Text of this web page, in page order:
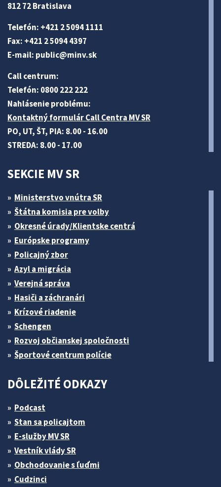
812 72 Bratislava
Telefón: +421 2 5094 1111
Fax: +421 2 5094 4397
E-mail: public@minv.sk
Call centrum:
Telefón: 0800 222 222
Nahlásenie problému:
Kontaktný formulár Call Centra MV SR
PO, UT, ŠT, PIA: 8.00 - 16.00
STREDA: 8.00 - 17.00
SEKCIE MV SR
Ministerstvo vnútra SR
Štátna komisia pre volby
Okresné úrady/Klientske centrá
Európske programy
Policajný zbor
Azyl a migrácia
Verejná správa
Hasiči a záchranári
Krízové riadenie
Schengen
Rozvoj občianskej spoločnosti
Športové centrum polície
DÔLEŽITÉ ODKAZY
Podcast
Stan sa policajtom
E-služby MV SR
Vestník vlády SR
Obchodovanie s ľuďmi
Cudzinci